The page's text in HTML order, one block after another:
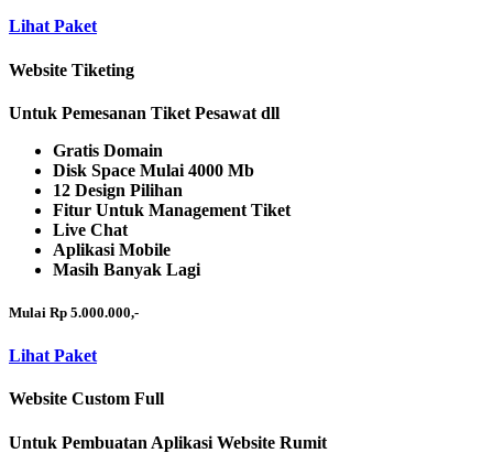
Lihat Paket
Website Tiketing
Untuk Pemesanan Tiket Pesawat dll
Gratis Domain
Disk Space Mulai 4000 Mb
12 Design Pilihan
Fitur Untuk Management Tiket
Live Chat
Aplikasi Mobile
Masih Banyak Lagi
Mulai Rp 5.000.000,-
Lihat Paket
Website Custom Full
Untuk Pembuatan Aplikasi Website Rumit